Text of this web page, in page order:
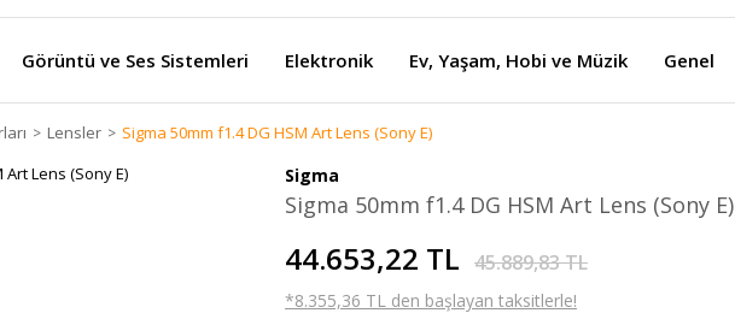
Görüntü ve Ses Sistemleri Elektronik Ev, Yaşam, Hobi ve Müzik Genel
Lensler Sigma 50mm f1.4 DG HSM Art Lens (Sony E)
Sigma
Sigma 50mm f1.4 DG HSM Art Lens (Sony E)
44.653,22 TL 45.889,83 TL
*8.355,36 TL den başlayan taksitlerle!